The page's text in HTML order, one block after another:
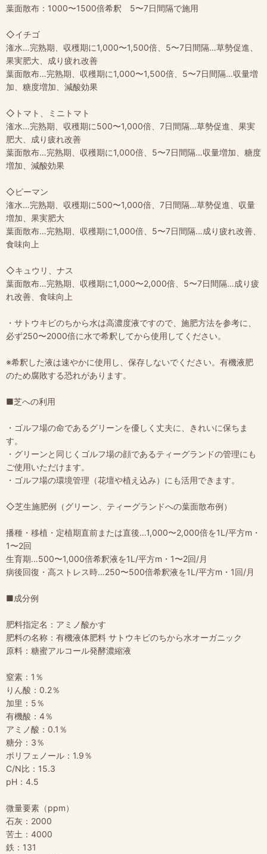
葉面散布：1000〜1500倍希釈 5〜7日間隔で施用
◇イチゴ
潅水…完熟期、収穫期に1,000〜1,500倍、5〜7日間隔…草勢促進、
果実肥大、成り疲れ改善
葉面散布…完熟期、収穫期に1,000〜1,500倍、5〜7日間隔…収量増
加、糖度増加、減酸効果
◇トマト、ミニトマト
潅水…完熟期、収穫期に500〜1,000倍、7日間隔…草勢促進、果実
肥大、成り疲れ改善
葉面散布…完熟期、収穫期に1,000倍、5〜7日間隔…収量増加、糖度
増加、減酸効果
◇ピーマン
潅水…完熟期、収穫期に500〜1,000倍、7日間隔…草勢促進、収量
増加、果実肥大
葉面散布…完熟期、収穫期に1,000倍、5〜7日間隔…成り疲れ改善、
食味向上
◇キュウリ、ナス
葉面散布…完熟期、収穫期に1,000〜2,000倍、5〜7日間隔…成り疲
れ改善、食味向上
・サトウキビのちから水は高濃度液ですので、施肥方法を参考に、
必ず250〜2000倍に水で希釈してから使用してください。
※希釈した液は速やかに使用し、保存しないでください。有機液肥
のため腐敗する恐れがあります。
■芝への利用
・ゴルフ場の命であるグリーンを優しく丈夫に、きれいに保ちま
す。
・グリーンと同じくゴルフ場の顔であるティーグランドの管理にも
ご使用いただけます。
・ゴルフ場の環境管理（花壇や植え込み）にも活用できます。
◇芝生施肥例（グリーン、ティーグランドへの葉面散布例）
播種・移植・定植期直前または直後…1,000〜2,000倍を1L/平方m・
1〜2回
生育期…500〜1,000倍希釈液を1L/平方m・1〜2回/月
病後回復・高ストレス時…250〜500倍希釈液を1L/平方m・1回/月
■成分例
肥料指定名：アミノ酸かす
肥料の名称：有機液体肥料 サトウキビのちから水オーガニック
原料：糖蜜アルコール発酵濃縮液
窒素：1％
りん酸：0.2％
加里：5％
有機酸：4％
アミノ酸：0.1％
糖分：3％
ポリフェノール：1.9％
C/N比：15.3
pH：4.5
微量要素（ppm）
石灰：2000
苦土：4000
鉄：131